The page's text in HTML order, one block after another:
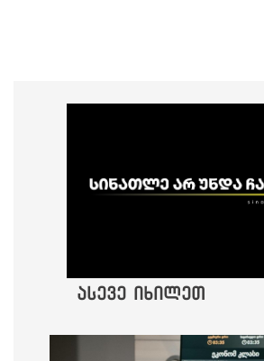
ასევე იხილეთ